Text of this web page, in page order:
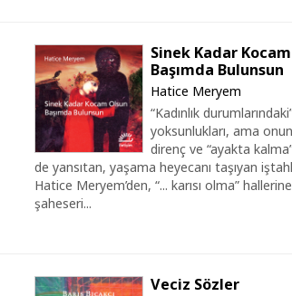
Sinek Kadar
Başımda Bulunsun
Hatice Meryem
“Kadınlık
yoksunlukları, ama
direnç ve “ayakta
de yansıtan, yaşama heyecanı taşıyan
Hatice Meryem’den, “... karısı olma”
şaheseri...
Veciz Sözler